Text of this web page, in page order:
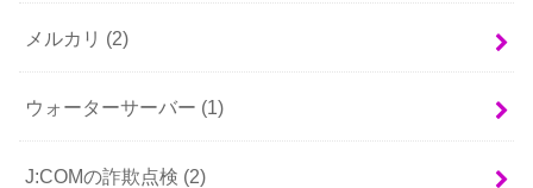
メルカリ (2)
ウォーターサーバー (1)
J:COMの詐欺点検 (2)